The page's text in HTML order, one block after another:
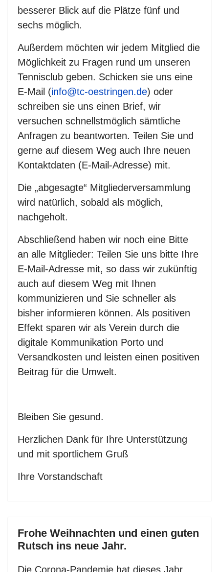
besserer Blick auf die Plätze fünf und
sechs möglich.
Außerdem möchten wir jedem Mitglied die
Möglichkeit zu Fragen rund um unseren
Tennisclub geben. Schicken sie uns eine
E-Mail (info@tc-oestringen.de) oder
schreiben sie uns einen Brief, wir
versuchen schnellstmöglich sämtliche
Anfragen zu beantworten. Teilen Sie und
gerne auf diesem Weg auch Ihre neuen
Kontaktdaten (E-Mail-Adresse) mit.
Die „abgesagte“ Mitgliederversammlung
wird natürlich, sobald als möglich,
nachgeholt.
Abschließend haben wir noch eine Bitte
an alle Mitglieder: Teilen Sie uns bitte Ihre
E-Mail-Adresse mit, so dass wir zukünftig
auch auf diesem Weg mit Ihnen
kommunizieren und Sie schneller als
bisher informieren können. Als positiven
Effekt sparen wir als Verein durch die
digitale Kommunikation Porto und
Versandkosten und leisten einen positiven
Beitrag für die Umwelt.
Bleiben Sie gesund.
Herzlichen Dank für Ihre Unterstützung
und mit sportlichem Gruß
Ihre Vorstandschaft
Frohe Weihnachten und einen guten
Rutsch ins neue Jahr.
Die Corona-Pandemie hat dieses Jahr